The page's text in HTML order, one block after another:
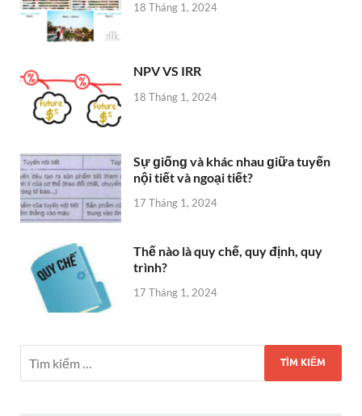
18 Tháng 1, 2024
NPV VS IRR
18 Tháng 1, 2024
Sự ɡiốnɡ và khác nhau ɡiữa tuyến
nội tiết và ngoại tiết?
17 Tháng 1, 2024
Thế nào là quy chế, quy định, quy
trình?
17 Tháng 1, 2024